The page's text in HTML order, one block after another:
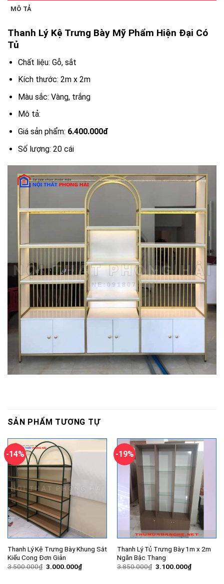
MÔ TẢ
Thanh Lý Kệ Trưng Bày Mỹ Phẩm Hiện Đại Có
Tủ
Chất liệu: Gỗ, sắt
Kích thước: 2m x 2m
Màu sắc: Vàng, trắng
Mô tả:
Giá sản phẩm: 6.400.000đ
Số lượng: 20 cái
SẢN PHẨM TƯƠNG TỰ
-14%
Thanh Lý Kệ Trưng Bày Khung Sắt
Kiểu Cong Đơn Giản
3.500.000₫ Giá
3.000.000₫Giá
hiện
-19%
Thanh Lý Tủ Trưng Bày 1m x 2m
Ngăn Bậc Thang
3.850.000₫ Giá
3.100.000₫Giá
hiện